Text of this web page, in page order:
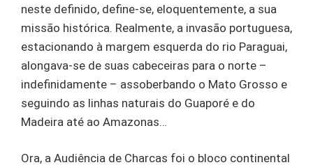
neste definido, define-se, eloquentemente, a sua
missão histórica. Realmente, a invasão portuguesa,
estacionando à margem esquerda do rio Paraguai,
alongava-se de suas cabeceiras para o norte –
indefinidamente – assoberbando o Mato Grosso e
seguindo as linhas naturais do Guaporé e do
Madeira até ao Amazonas…
Ora, a Audiência de Charcas foi o bloco continental